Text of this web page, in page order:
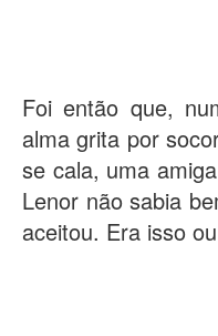
Foi então que,
alma grita por
se cala, uma
Lenor não sabia
aceitou. Era isso